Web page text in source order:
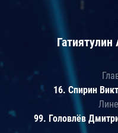
16. Спирин
99. Головлёв